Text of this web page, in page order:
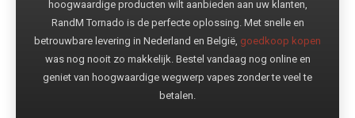
hoogwaardige producten wilt aanbieden aan uw klanten,
RandM Tornado is de perfecte oplossing. Met snelle en
betrouwbare levering in Nederland en België, goedkoop kopen
was nog nooit zo makkelijk. Bestel vandaag nog online en
geniet van hoogwaardige wegwerp vapes zonder te veel te
betalen.